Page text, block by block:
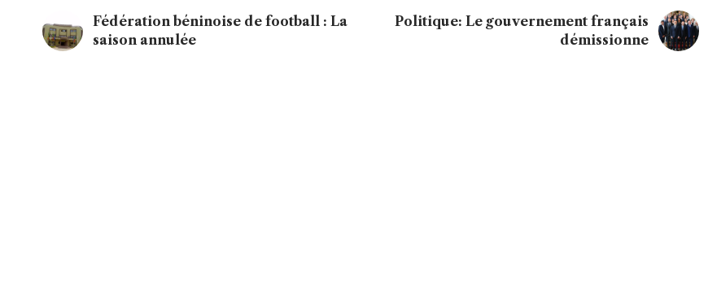
Fédération béninoise de football : La
saison annulée
Politique: Le gouvernement français
démissionne